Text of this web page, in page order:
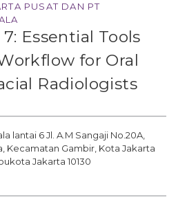
PUSAT DAN PT
Essential Tools
for Oral
Radiologists
lantai 6 Jl. A.M Sangaji No.20A,
Kecamatan Gambir, Kota Jakarta
Jakarta 10130